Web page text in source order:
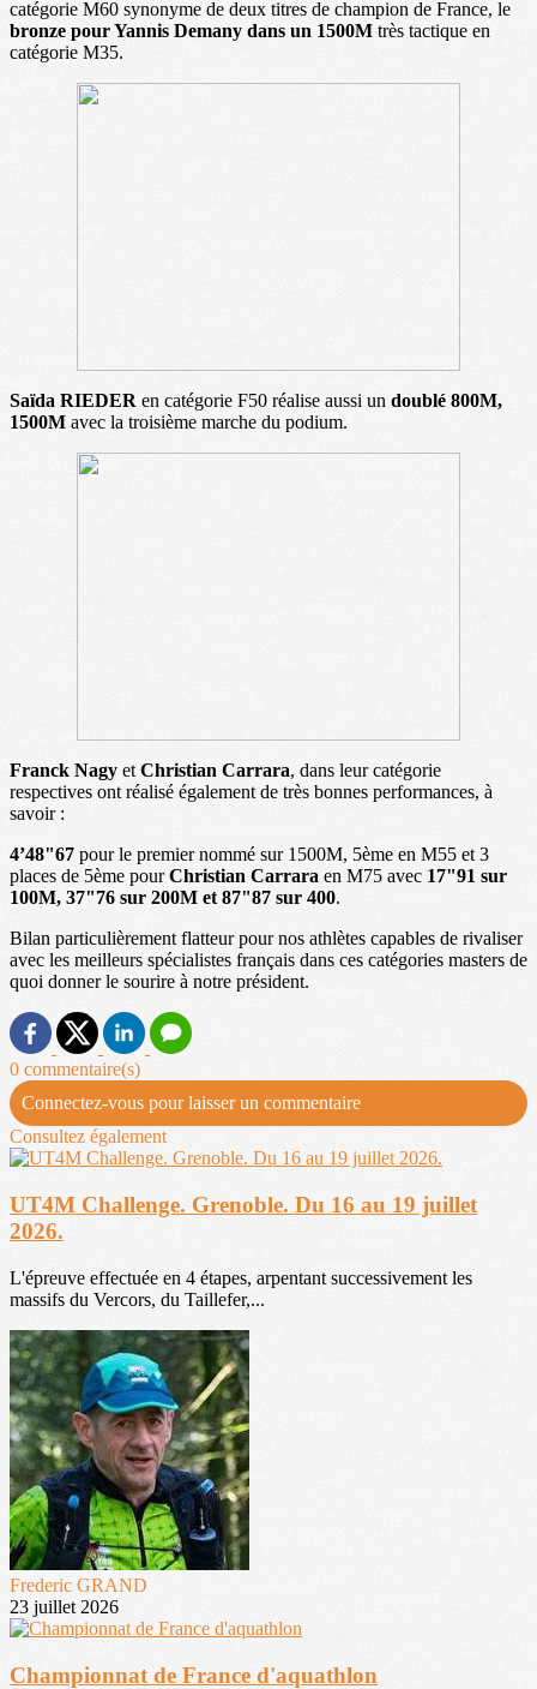
catégorie M60 synonyme de deux titres de champion de France, le
bronze pour Yannis Demany dans un 1500M très tactique en
catégorie M35.
Saïda RIEDER en catégorie F50 réalise aussi un doublé 800M,
1500M avec la troisième marche du podium.
Franck Nagy etChristian Carrara, dans leur catégorie
respectives ont réalisé également de très bonnes performances, à
savoir :
4’48"67 pour le premier nommé sur 1500M, 5ème en M55 et 3
places de 5ème pourChristian Carrara en M75 avec 17"91 sur
100M, 37"76 sur 200M et 87"87 sur 400.
Bilan particulièrement flatteur pour nos athlètes capables de rivaliser
avec les meilleurs spécialistes français dans ces catégories masters de
quoi donner le sourire à notre président.
0 commentaire(s)
Connectez-vous pour laisser un commentaire
Consultez également
UT4M Challenge. Grenoble. Du 16 au 19 juillet
2026.
L'épreuve effectuée en 4 étapes, arpentant successivement les
massifs du Vercors, du Taillefer,...
Frederic GRAND
23 juillet 2026
Championnat de France d'aquathlon